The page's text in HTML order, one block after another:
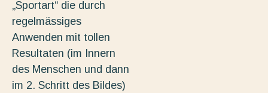
„Sportart“ die durch
regelmässiges
Anwenden mit tollen
Resultaten (im Innern
des Menschen und dann
im 2. Schritt des Bildes)